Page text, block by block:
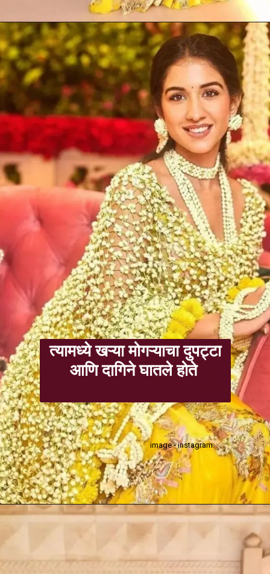
त्यामध्ये खऱ्या मोगऱ्याचा दुपट्टा
आणि दागिने घातले होते
image - instagram